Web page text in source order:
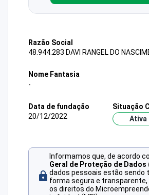
Razão Social
48.944.283 DAVI RANGEL DO
Nome Fantasia
-
Data de fundação
20/12/2022
Situação
Ativa
Informamos que, de acordo
Geral de Proteção de Dados
dados pessoais estão sendo
forma segura e
os direitos do